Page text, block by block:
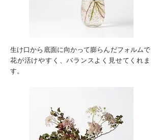
生け口から底面に向かって膨らんだフォルムで
花が活けやすく、バランスよく見せてくれま
す。